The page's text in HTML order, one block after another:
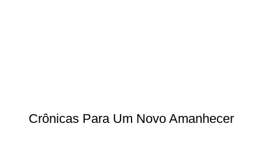
Crônicas Para Um Novo Amanhecer